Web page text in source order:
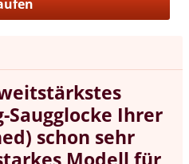
Saugglocke Ihrer
schon sehr